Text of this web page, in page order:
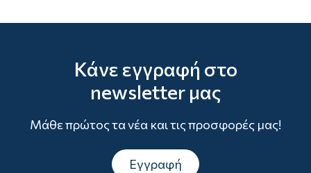
Κάνε εγγραφή στο
newsletter μας
Μάθε πρώτος τα νέα και τις προσφορές μας!
Εγγραφή